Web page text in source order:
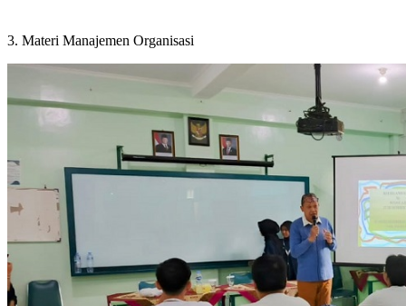
3. Materi Manajemen Organisasi